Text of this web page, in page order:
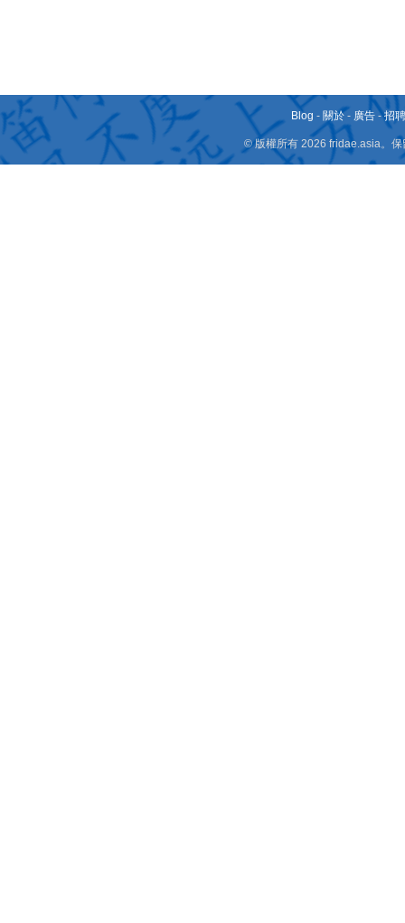
Blog - 關於 - 廣告 -招
© 版權所有 2026 fridae.asia。